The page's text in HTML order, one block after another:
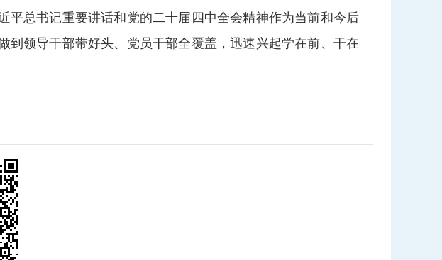
总书记重要讲话和党的二十届四中全会精神作为当前和今后
领导干部带好头、党员干部全覆盖，迅速兴起学在前、干在